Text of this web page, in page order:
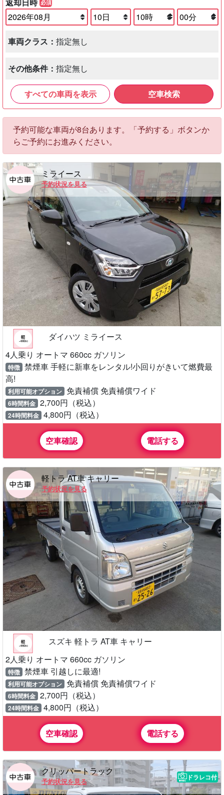
必須
車両クラス： 指定無し
その他条件： 指定無し
すべての車両を表示 空車検索
予約可能な車両が8台あります。「予約する」ボタンか
らご予約にお進みください。
ミライース
予約状況を見る
ダイハツ ミライース
4人乗り オートマ 660cc ガソリン
特徴 禁煙車 手軽に新車をレンタル!小回りがきいて燃費最
高!
利用可能オプション 免責補償 免責補償ワイド
6時間料金 2,700円（税込）
24時間料金 4,800円（税込）
空車確認 電話する
軽トラ AT車 キャリー
予約状況を見る
スズキ 軽トラ AT車 キャリー
2人乗り オートマ 660cc ガソリン
特徴 禁煙車 引越しに最適!
利用可能オプション 免責補償 免責補償ワイド
6時間料金 2,700円（税込）
24時間料金 4,800円（税込）
空車確認 電話する
クリッパートラック
予約状況を見る
ドラレコ付